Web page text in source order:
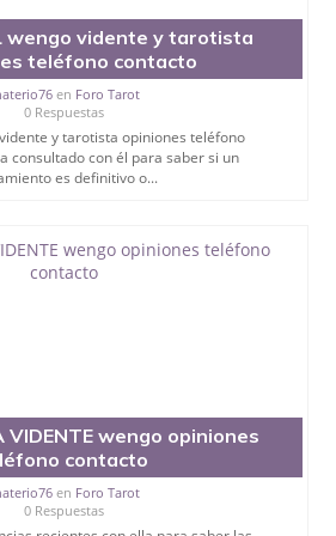
wengo vidente y tarotista
teléfono contacto
en Foro Tarot
0 Respuestas
y tarotista opiniones teléfono
consultado con él para saber si un
es definitivo o...
VIDENTE wengo opiniones
contacto
en Foro Tarot
0 Respuestas